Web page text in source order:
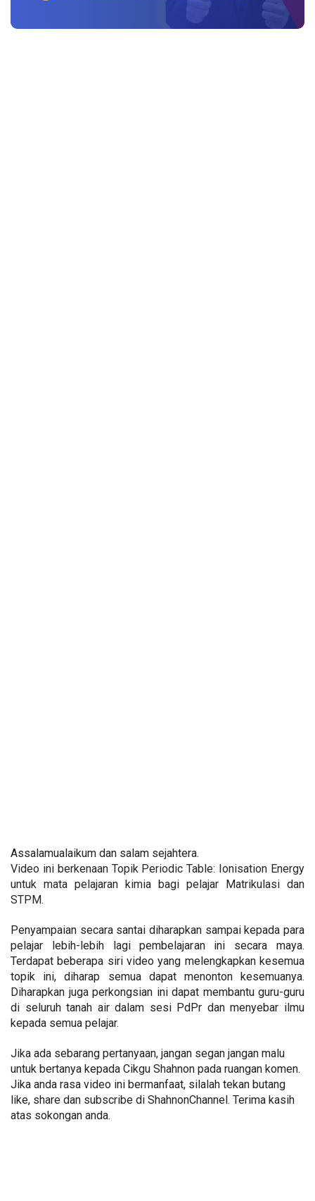
Assalamualaikum dan salam sejahtera.
Video ini berkenaan Topik Periodic Table: Ionisation Energy
untuk mata pelajaran kimia bagi pelajar Matrikulasi dan
STPM.
Penyampaian secara santai diharapkan sampai kepada para
pelajar lebih-lebih lagi pembelajaran ini secara maya.
Terdapat beberapa siri video yang melengkapkan kesemua
topik ini, diharap semua dapat menonton kesemuanya.
Diharapkan juga perkongsian ini dapat membantu guru-guru
di seluruh tanah air dalam sesi PdPr dan menyebar ilmu
kepada semua pelajar.
Jika ada sebarang pertanyaan, jangan segan jangan malu
untuk bertanya kepada Cikgu Shahnon pada ruangan komen.
Jika anda rasa video ini bermanfaat, silalah tekan butang
like, share dan subscribe di ShahnonChannel. Terima kasih
atas sokongan anda.